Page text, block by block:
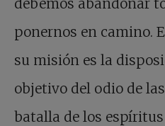
debemos abandonar
ponernos en camino.
su misión es la
objetivo del odio de
batalla de los